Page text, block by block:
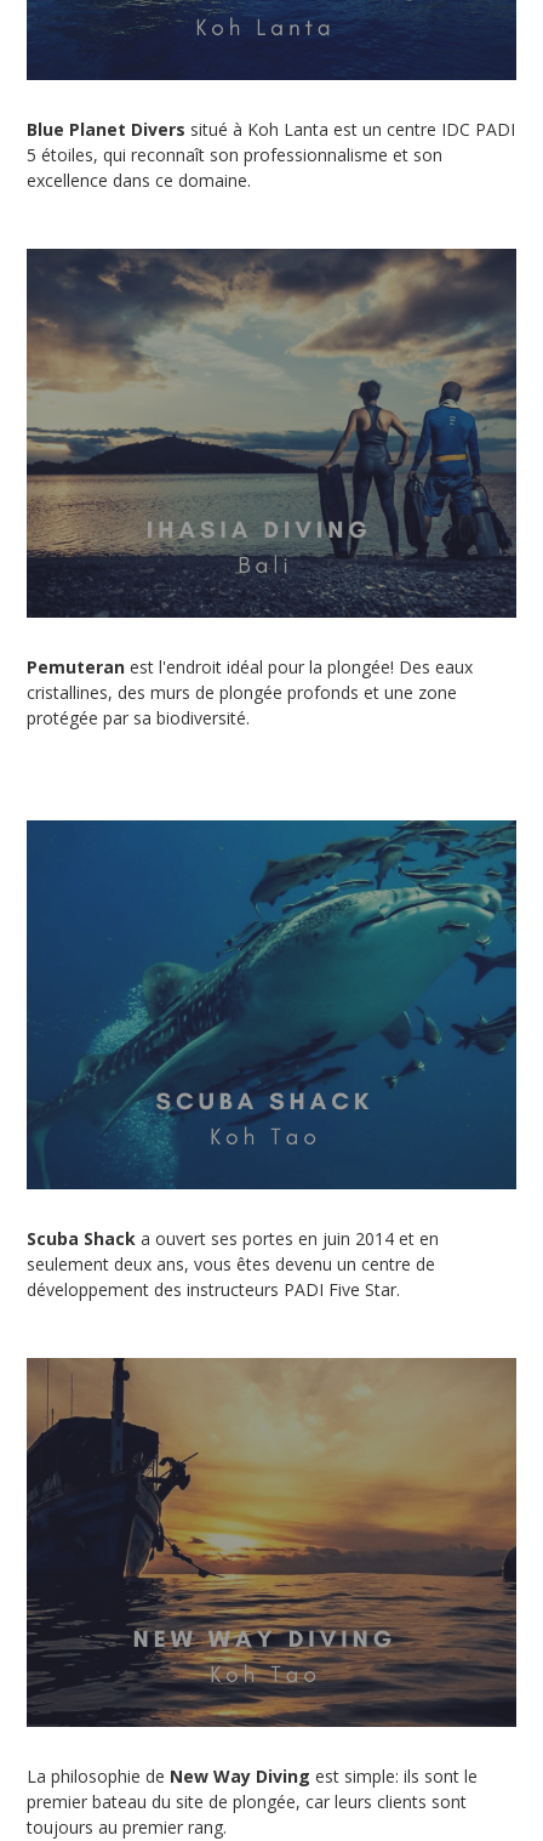
Blue Planet Divers situé à Koh Lanta est un centre IDC PADI
5 étoiles, qui reconnaît son professionnalisme et son
excellence dans ce domaine.
Pemuteran est l'endroit idéal pour la plongée! Des eaux
cristallines, des murs de plongée profonds et une zone
protégée par sa biodiversité.
Scuba Shack a ouvert ses portes en juin 2014 et en
seulement deux ans, vous êtes devenu un centre de
développement des instructeurs PADI Five Star.
La philosophie de New Way Diving est simple: ils sont le
premier bateau du site de plongée, car leurs clients sont
toujours au premier rang.